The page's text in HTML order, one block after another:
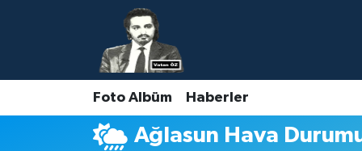
Foto Albüm Haberler
Ağlasun Hava
Nöbetçi Eczaneler
Hava Durumu
Namaz Vakitleri